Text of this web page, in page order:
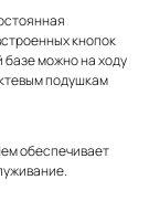
кнопок
можно на ходу
подушкам
обеспечивает